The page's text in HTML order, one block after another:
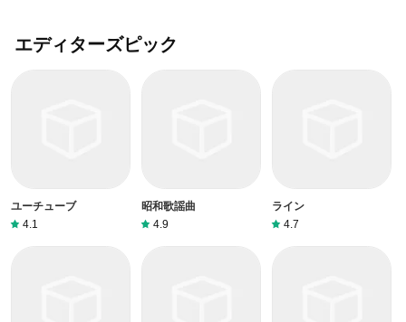
エディターズピック
ユーチューブ
4.1
昭和歌謡曲
4.9
ライン
4.7